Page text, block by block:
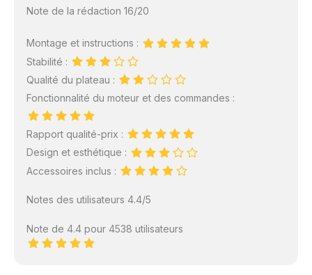
Note de la rédaction 16/20
Montage et instructions :
Stabilité :
Qualité du plateau :
Fonctionnalité du moteur et des commandes :
Rapport qualité-prix :
Design et esthétique :
Accessoires inclus :
Notes des utilisateurs 4.4/5
Note de 4.4 pour 4538 utilisateurs